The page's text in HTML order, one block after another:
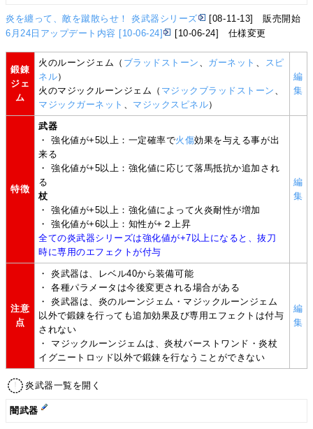
炎を纏って、敵を蹴散らせ！ 炎武器シリーズ
[08-11-13] 販売開始
6月24日アップデート内容 [10-06-24]
[10-06-24] 仕様変更
鍛錬
ジェ
ム
火のルーンジェム（ ブラッドストーン ガーネット
スピ
ネル）
火のマジックルーンジェム（ マジックブラッドストーン
マジックガーネット
マジックスピネル）
編
集
特徴
武器
・ 強化値が+5以上：一定確率で火傷効果を与える事が出
来る
・ 強化値が+5以上：強化値に応じて落馬抵抗か追加され
る
杖
・ 強化値が+5以上：強化値によって火炎耐性が増加
・ 強化値が+6以上：知性が+２上昇
全ての炎武器シリーズは強化値が+7以上になると、抜刀
時に専用のエフェクトが付与
編
集
注意
点
・ 炎武器は、レベル40から装備可能
・ 各種パラメータは今後変更される場合がある
・ 炎武器は、炎のルーンジェム・マジックルーンジェム
以外で鍛錬を行っても追加効果及び専用エフェクトは付与
されない
・ マジックルーンジェムは、炎杖バーストワンド・炎杖
イグニートロッド以外で鍛錬を行なうことができない
編
集
炎武器一覧を開く
闇武器